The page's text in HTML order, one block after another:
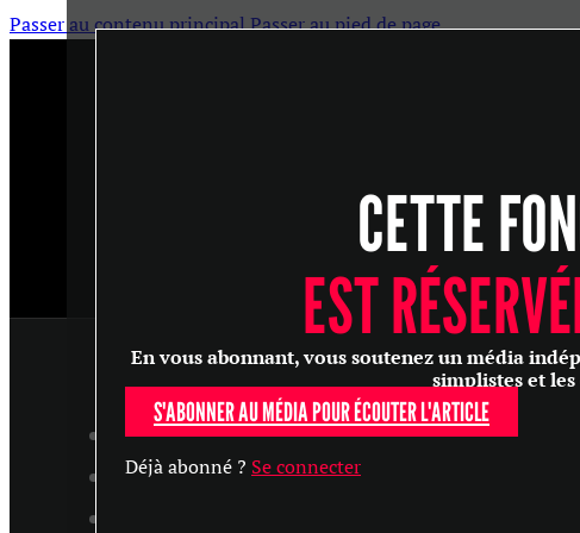
Passer au contenu principalPasser au pied de page
ARTICLES
MASTERCLASS
CETTE
EST
En vous abonnant, vous soutenez un média
simplistes et
S'ABONNER AU MÉDIA POUR ÉCOUTER L'ARTICLE
Déjà abonné ? Se connecter